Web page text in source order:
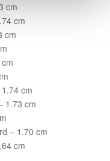
cm
cm
cm
cm
1.73 cm
– 1.70 cm
cm